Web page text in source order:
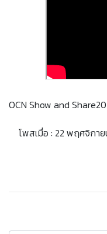
OCN Show and
โพสเมื่อ : 22 พฤศจิกาย